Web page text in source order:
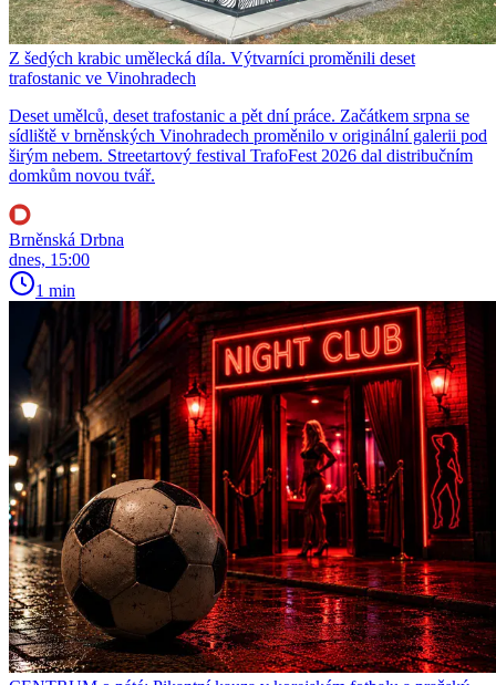
Z šedých krabic umělecká díla. Výtvarníci proměnili deset
trafostanic ve Vinohradech
Deset umělců, deset trafostanic a pět dní práce. Začátkem srpna se
sídliště v brněnských Vinohradech proměnilo v originální galerii pod
širým nebem. Streetartový festival TrafoFest 2026 dal distribučním
domkům novou tvář.
Brněnská Drbna
dnes, 15:00
1 min